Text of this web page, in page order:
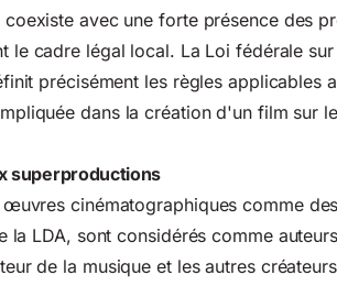
avec une forte présence des
le cadre légal local. La Loi fédérale
précisément les règles applicables
dans la création d'un film sur
superproductions
œuvres cinématographiques comme
LDA, sont considérés comme
de la musique et les autres